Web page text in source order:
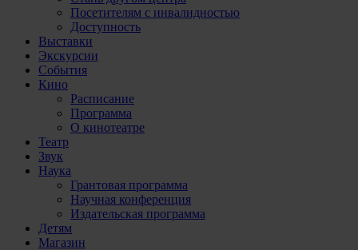
Посетителям с инвалидностью
Доступность
Выставки
Экскурсии
События
Кино
Расписание
Программа
О кинотеатре
Театр
Звук
Наука
Грантовая программа
Научная конференция
Издательская программа
Детям
Магазин